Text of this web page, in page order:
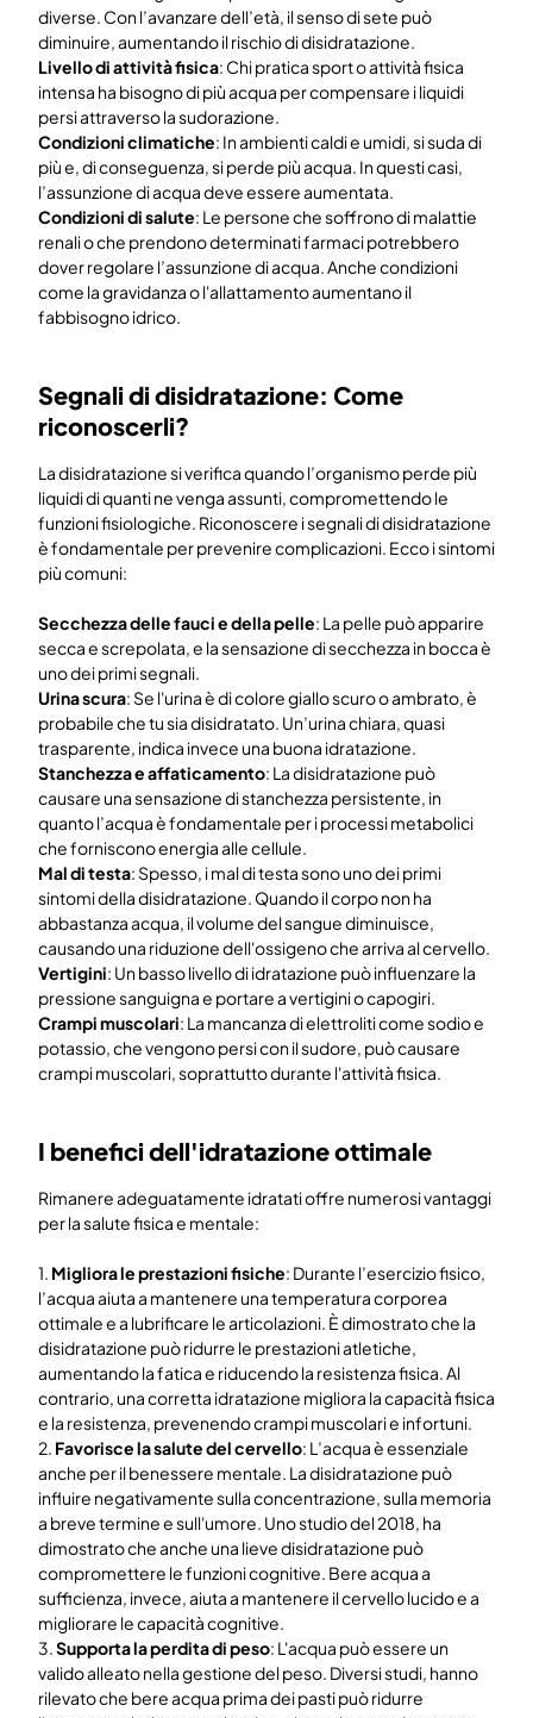
diverse. Con l’avanzare dell’età, il senso di sete può
diminuire, aumentando il rischio di disidratazione.
Livello di attività fisica: Chi pratica sport o attività fisica
intensa ha bisogno di più acqua per compensare i liquidi
persi attraverso la sudorazione.
Condizioni climatiche: In ambienti caldi e umidi, si suda di
più e, di conseguenza, si perde più acqua. In questi casi,
l’assunzione di acqua deve essere aumentata.
Condizioni di salute: Le persone che soffrono di malattie
renali o che prendono determinati farmaci potrebbero
dover regolare l’assunzione di acqua. Anche condizioni
come la gravidanza o l'allattamento aumentano il
fabbisogno idrico.
Segnali di disidratazione: Come
riconoscerli?
La disidratazione si verifica quando l’organismo perde più
liquidi di quanti ne venga assunti, compromettendo le
funzioni fisiologiche. Riconoscere i segnali di disidratazione
è fondamentale per prevenire complicazioni. Ecco i sintomi
più comuni:
Secchezza delle fauci e della pelle: La pelle può apparire
secca e screpolata, e la sensazione di secchezza in bocca è
uno dei primi segnali.
Urina scura: Se l'urina è di colore giallo scuro o ambrato, è
probabile che tu sia disidratato. Un’urina chiara, quasi
trasparente, indica invece una buona idratazione.
Stanchezza e affaticamento: La disidratazione può
causare una sensazione di stanchezza persistente, in
quanto l’acqua è fondamentale per i processi metabolici
che forniscono energia alle cellule.
Mal di testa: Spesso, i mal di testa sono uno dei primi
sintomi della disidratazione. Quando il corpo non ha
abbastanza acqua, il volume del sangue diminuisce,
causando una riduzione dell'ossigeno che arriva al cervello.
Vertigini: Un basso livello di idratazione può influenzare la
pressione sanguigna e portare a vertigini o capogiri.
Crampi muscolari: La mancanza di elettroliti come sodio e
potassio, che vengono persi con il sudore, può causare
crampi muscolari, soprattutto durante l'attività fisica.
I benefici dell'idratazione ottimale
Rimanere adeguatamente idratati offre numerosi vantaggi
per la salute fisica e mentale:
1. Migliora le prestazioni fisiche: Durante l’esercizio fisico,
l’acqua aiuta a mantenere una temperatura corporea
ottimale e a lubrificare le articolazioni. È dimostrato che la
disidratazione può ridurre le prestazioni atletiche,
aumentando la fatica e riducendo la resistenza fisica. Al
contrario, una corretta idratazione migliora la capacità fisica
e la resistenza, prevenendo crampi muscolari e infortuni.
2. Favorisce la salute del cervello: L’acqua è essenziale
anche per il benessere mentale. La disidratazione può
influire negativamente sulla concentrazione, sulla memoria
a breve termine e sull'umore. Uno studio del 2018, ha
dimostrato che anche una lieve disidratazione può
compromettere le funzioni cognitive. Bere acqua a
sufficienza, invece, aiuta a mantenere il cervello lucido e a
migliorare le capacità cognitive.
3.Supporta la perdita di peso: L'acqua può essere un
valido alleato nella gestione del peso. Diversi studi, hanno
rilevato che bere acqua prima dei pasti può ridurre